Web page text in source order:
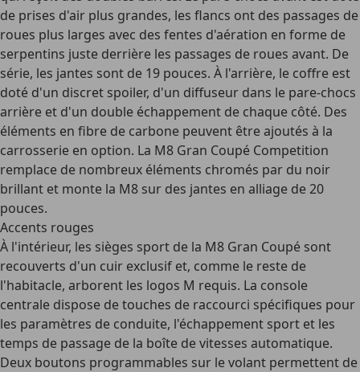
de prises d'air plus grandes, les flancs ont des passages de
roues plus larges avec des fentes d'aération en forme de
serpentins juste derrière les passages de roues avant. De
série, les jantes sont de 19 pouces. À l'arrière, le coffre est
doté d'un discret spoiler, d'un diffuseur dans le pare-chocs
arrière et d'un double échappement de chaque côté. Des
éléments en fibre de carbone peuvent être ajoutés à la
carrosserie en option. La M8 Gran Coupé Competition
remplace de nombreux éléments chromés par du noir
brillant et monte la M8 sur des jantes en alliage de 20
pouces.
Accents rouges
À l'intérieur, les sièges sport de la M8 Gran Coupé sont
recouverts d'un cuir exclusif et, comme le reste de
l'habitacle, arborent les logos M requis. La console
centrale dispose detouches de raccourci spécifiques pour
les paramètres de conduite, l'échappement sport et les
temps de passage de la boîte de vitesses automatique.
Deux boutons programmables sur le volant permettent de